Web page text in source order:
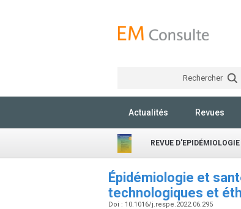
Rechercher
Actualités Revues
REVUE
Épidémiologie et
technologiques et
Doi : 10.1016/j.respe.2022.06.295